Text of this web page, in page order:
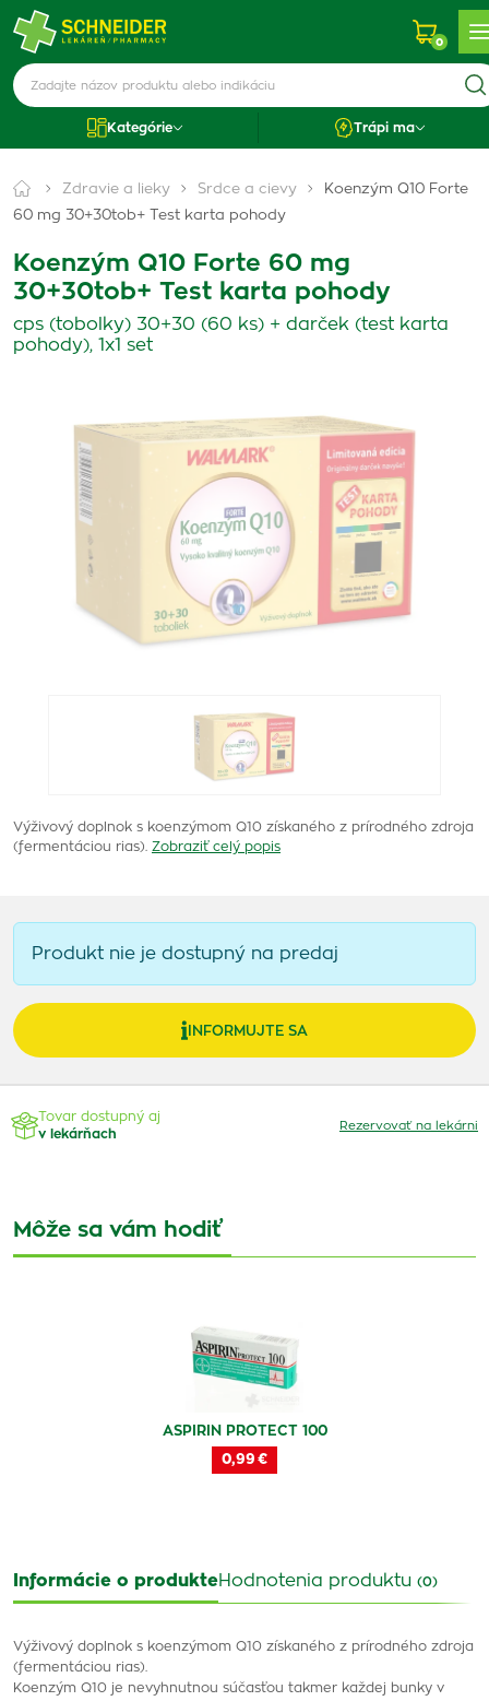
0
Kategórie Trápi ma
Zdravie a lieky Srdce a cievy
Koenzým Q10 Forte
60 mg 30+30tob+ Test karta pohody
Koenzým Q10 Forte 60 mg
30+30tob+ Test karta pohody
cps (tobolky) 30+30 (60 ks) + darček (test karta
pohody), 1x1 set
Výživový doplnok s koenzýmom Q10 získaného z prírodného zdroja
(fermentáciou rias). Zobraziť celý popis
Produkt nie je dostupný na predaj
INFORMUJTE SA
Tovar dostupný aj
v lekárňach
Rezervovať na lekárni
Môže sa vám hodiť
ASPIRIN PROTECT 100
0,99 €
Informácie o produkteHodnotenia produktu (0)
Výživový doplnok s koenzýmom Q10 získaného z prírodného zdroja
(fermentáciou rias).
Koenzým Q10 je nevyhnutnou súčasťou takmer každej bunky v